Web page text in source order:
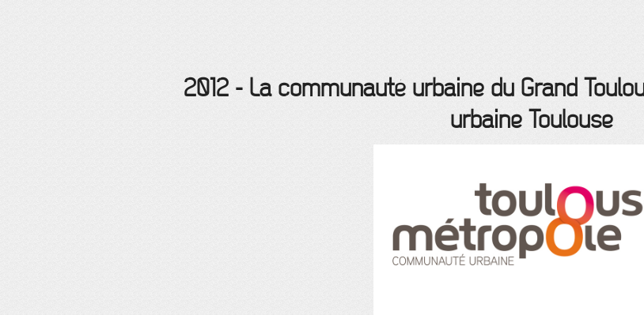
2012- La communauté urbaine du Grand
urbaine Toulouse